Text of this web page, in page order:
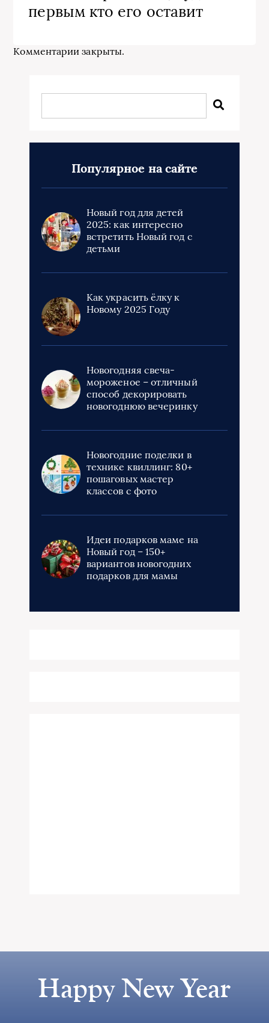
первым кто его оставит
Комментарии закрыты.
Популярное на сайте
Новый год для детей
2025: как интересно
встретить Новый год с
детьми
Как украсить ёлку к
Новому 2025 Году
Новогодняя свеча-
мороженое – отличный
способ декорировать
новогоднюю вечеринку
Новогодние поделки в
технике квиллинг: 80+
пошаговых мастер
классов с фото
Идеи подарков маме на
Новый год – 150+
вариантов новогодних
подарков для мамы
Happy New Year